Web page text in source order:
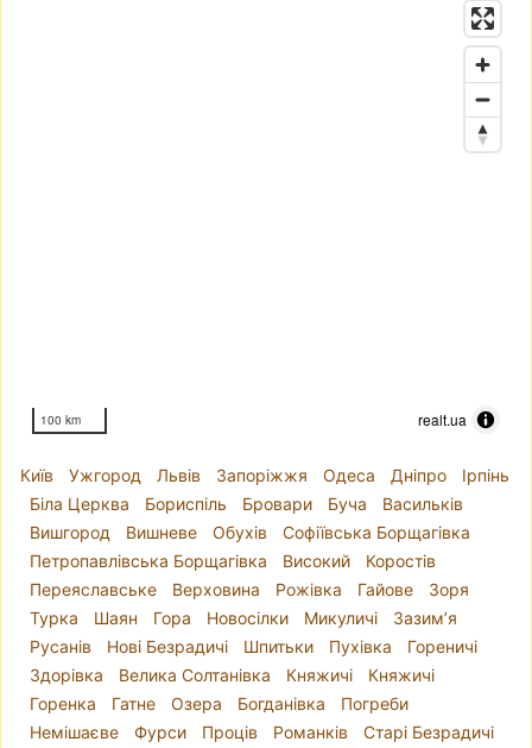
100 km realt.ua
Київ Ужгород Львів Запоріжжя Одеса Дніпро
Ірпінь
Біла Церква
Бориспіль Бровари Буча
Васильків
Вишгород
Вишневе Обухів
Софіївська Борщагівка
Петропавлівська Борщагівка
Високий
Коростів
Переяславське
Верховина Рожівка Гайове
Зоря
Турка
Шаян Гора Новосілки Микуличі
Зазим’я
Русанів
Нові Безрадичі Шпитьки Пухівка
Гореничі
Здорівка
Велика Солтанівка Княжичі
Княжичі
Горенка
Гатне Озера Богданівка
Погреби
Немішаєве
Фурси Проців Романків
Старі Безрадичі